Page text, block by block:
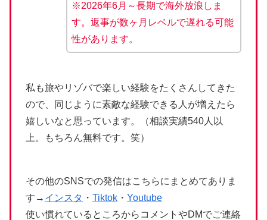
※2026年6月～長期で海外放浪しま
す。返事が数ヶ月レベルで遅れる可能
性があります。
私も旅やリゾバで楽しい経験をたくさんしてきた
ので、同じように素敵な経験できる人が増えたら
嬉しいなと思っています。（相談実績540人以
上。もちろん無料です。笑）
その他のSNSでの発信はこちらにまとめてありま
す→ インスタ ・ Tiktok ・ Youtube
使い慣れているところからコメントやDMでご連絡